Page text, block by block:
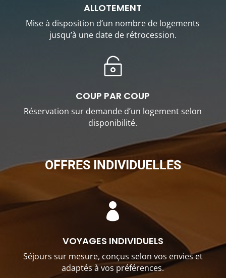
ALLOTEMENT
Mise à disposition d’un nombre de logements
jusqu’à une date de rétrocession.

COUP PAR COUP
Réservation sur demande d’un logement selon
disponibilité.
OFFRES INDIVIDUELLES

VOYAGES INDIVIDUELS
Séjours sur mesure, conçus selon vos envies et
adaptés à vos préférences.